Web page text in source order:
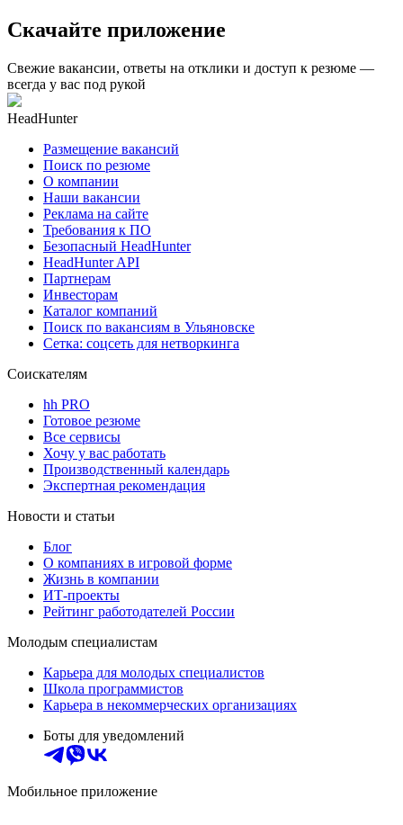
Скачайте приложение
Свежие вакансии, ответы на отклики и доступ к резюме —
всегда у вас под рукой
HeadHunter
Размещение вакансий
Поиск по резюме
О компании
Наши вакансии
Реклама на сайте
Требования к ПО
Безопасный HeadHunter
HeadHunter API
Партнерам
Инвесторам
Каталог компаний
Поиск по вакансиям в Ульяновске
Сетка: соцсеть для нетворкинга
Соискателям
hh PRO
Готовое резюме
Все сервисы
Хочу у вас работать
Производственный календарь
Экспертная рекомендация
Новости и статьи
Блог
О компаниях в игровой форме
Жизнь в компании
ИТ-проекты
Рейтинг работодателей России
Молодым специалистам
Карьера для молодых специалистов
Школа программистов
Карьера в некоммерческих организациях
Боты для уведомлений
Мобильное приложение